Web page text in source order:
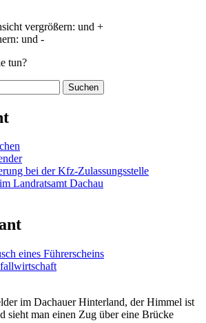
vergrößern: und +
und -
tun?
Suchen
bei der Kfz-Zulassungsstelle
Landratsamt Dachau
eines Führerscheins